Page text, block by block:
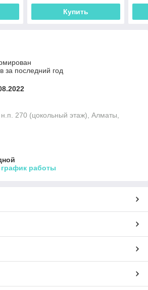
Купить
за последний год
н.п. 270 (цокольный этаж), Алматы,
график работы